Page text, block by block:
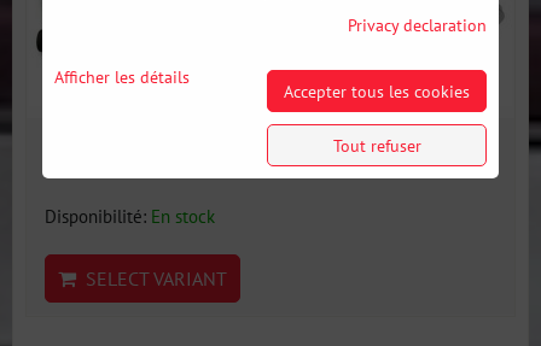
Disponibilité: En stock
SELECT VARIANT
Privacy declaration
Afficher les détails
Accepter tous les cookies
Tout refuser